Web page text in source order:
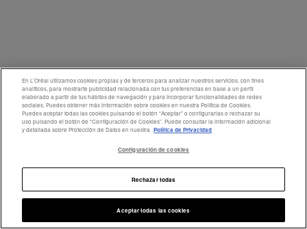
En L’Oréal utilizamos cookies propias y de terceros para analizar nuestros servicios, con fines
analíticos, para mostrarte publicidad relacionada con tus preferencias en base a un perfil
elaborado a partir de tus hábitos de navegación y para incorporar funcionalidades de redes
sociales. Puedes obtener más información sobre cookies en nuestra Política de Cookies.
Puedes aceptar todas las cookies pulsando el botón “Aceptar” o configurarlas o rechazar su
uso pulsando el botón de “Configuración de Cookies”. Puede consultar la información adicional
y detallada sobre Protección de Datos en nuestra Política de Privacidad
Configuración de cookies
Rechazar todas
Aceptar todas las cookies